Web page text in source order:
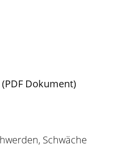
Dokument)
Schwäche